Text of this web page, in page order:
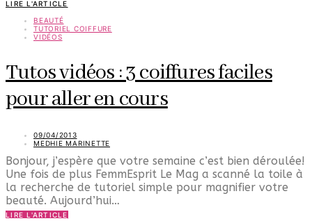
LIRE L'ARTICLE
BEAUTÉ
TUTORIEL COIFFURE
VIDÉOS
Tutos vidéos : 3 coiffures faciles
pour aller en cours
09/04/2013
MEDHIE MARINETTE
Bonjour, j’espère que votre semaine c’est bien déroulée!
Une fois de plus FemmEsprit Le Mag a scanné la toile à
la recherche de tutoriel simple pour magnifier votre
beauté. Aujourd’hui…
LIRE L'ARTICLE